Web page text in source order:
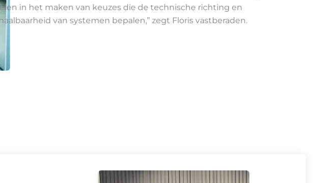
in het maken van keuzes die de technische richting en
van systemen bepalen,” zegt Floris vastberaden.